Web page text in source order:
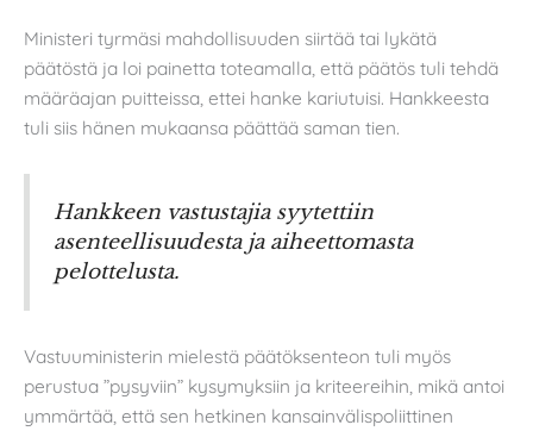
Ministeri tyrmäsi mahdollisuuden siirtää tai lykätä
päätöstä ja loi painetta toteamalla, että päätös tuli tehdä
määräajan puitteissa, ettei hanke kariutuisi. Hankkeesta
tuli siis hänen mukaansa päättää saman tien.
Hankkeen vastustajia syytettiin
asenteellisuudesta ja aiheettomasta
pelottelusta.
Vastuuministerin mielestä päätöksenteon tuli myös
perustua ”pysyviin” kysymyksiin ja kriteereihin, mikä antoi
ymmärtää, että sen hetkinen kansainvälispoliittinen